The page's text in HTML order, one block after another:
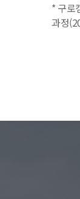
* 구로
과정